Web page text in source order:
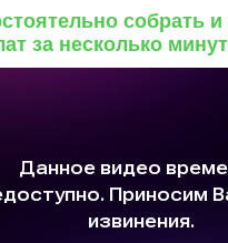
собрать и
за несколько